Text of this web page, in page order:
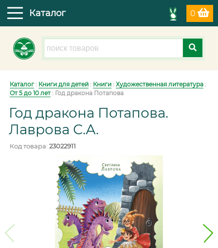
0
Каталог
Каталог: Книги для детей : Книги : Художественная литература :
От 5 до 10 лет: Год дракона Потапова
Год дракона Потапова.
Лаврова С.А.
Код товара: 23022911